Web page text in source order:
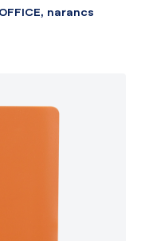
narancs